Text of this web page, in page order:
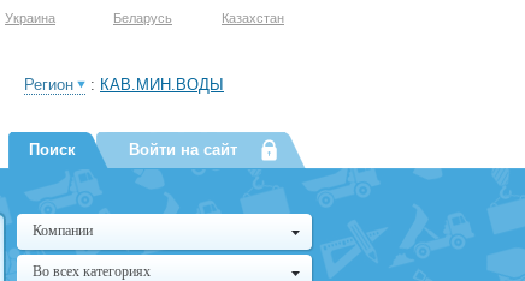
Украина Беларусь Казахстан
Регион : КАВ.МИН.ВОДЫ
Поиск Войти на сайт
Компании
Во всех категориях